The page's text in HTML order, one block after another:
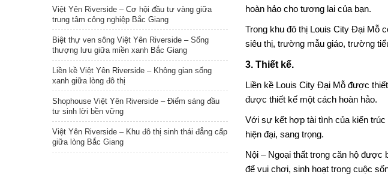
hoàn hảo cho tương lai của bạn.
Trong khu đô thị Louis City Đại Mỗ
siêu thị, trường mẫu giáo, trường
3. Thiết kế.
Liền kề Louis CityĐại Mỗ được thiết
được thiết kế một cách hoàn hảo.
Với sự kết hợp tài tình của kiến
hiện đại, sang trọng.
Nội – Ngoại thất trong căn hộ được
để vui chơi, sinh hoạt trong cuộc
Việt Yên Riverside – Cơ hội đầu tư vàng giữa
trung tâm công nghiệp Bắc Giang
Biệt thự ven sông Việt Yên Riverside – Sống
thượng lưu giữa miền xanh Bắc Giang
Liền kề Việt Yên Riverside – Không gian sống
xanh giữa lòng đô thị
Shophouse Việt Yên Riverside – Điểm sáng đầu
tư sinh lời bền vững
Việt Yên Riverside – Khu đô thị sinh thái đẳng cấp
giữa lòng Bắc Giang